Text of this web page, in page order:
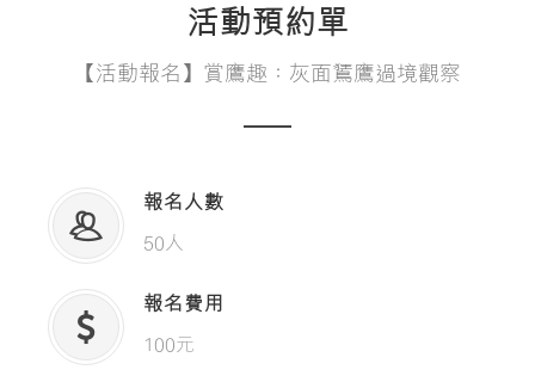
活動預約單
【活動報名】賞鷹趣：灰面鵟鷹過境觀察
報名人數
50人
報名費用
100元